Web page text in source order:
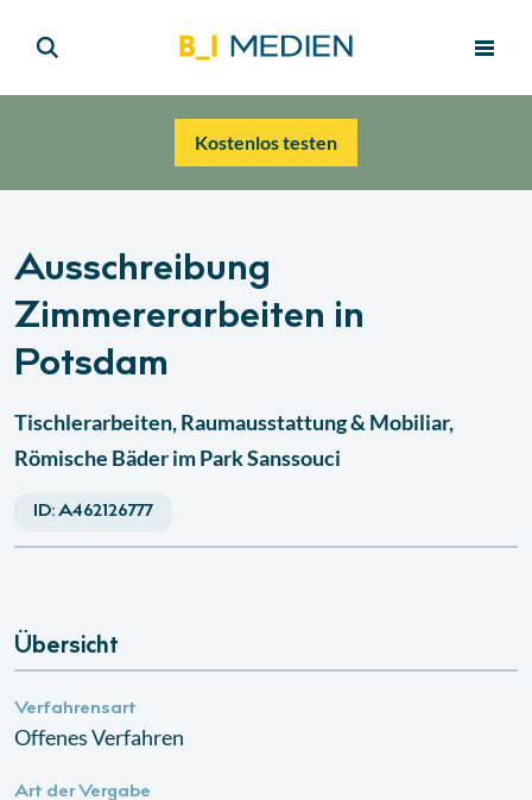
Kostenlos testen
Ausschreibung
Zimmererarbeiten in
Potsdam
Tischlerarbeiten, Raumausstattung & Mobiliar,
Römische Bäder im Park Sanssouci
ID:A462126777
Übersicht
Verfahrensart
Offenes Verfahren
Art der Vergabe